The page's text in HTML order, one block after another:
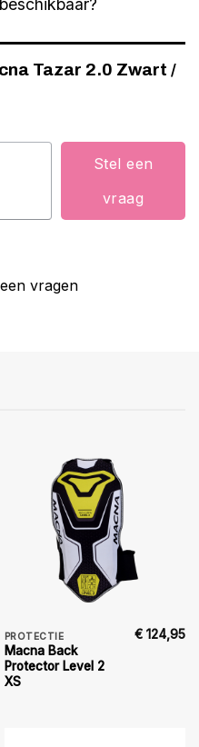
Tazar 2.0 Zwart /
Stel een
vraag
vragen
PROTECTIE
Macna Back
Protector Level 2
XS
€ 124,95